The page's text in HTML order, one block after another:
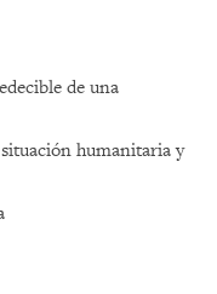
de una
humanitaria y